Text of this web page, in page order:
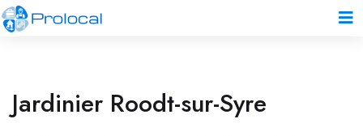
Jardinier Roodt-sur-Syre